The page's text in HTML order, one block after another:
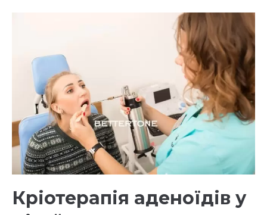
Кріотерапія аденоїдів у